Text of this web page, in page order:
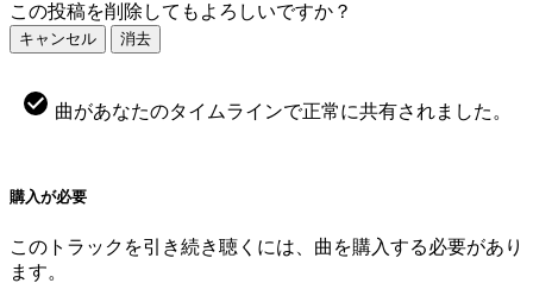
この投稿を削除してもよろしいですか？
キャンセル 消去
曲があなたのタイムラインで正常に共有されました。
購入が必要
このトラックを引き続き聴くには、曲を購入する必要があり
ます。